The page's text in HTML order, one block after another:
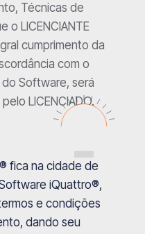
Técnicas de
o LICENCIANTE
cumprimento da
com o
Software, será
LICENCIADO.
fica na cidade de
iQuattro®,
e condições
dando seu